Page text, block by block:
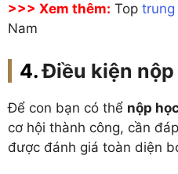
>>> Xem thêm: Top trung
Nam
Điều kiện nộp
Để con bạn có thể nộp
cơ hội thành công, cần
được đánh giá toàn diện